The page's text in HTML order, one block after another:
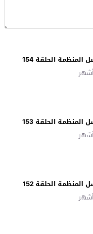
الحلقة 154
الحلقة 153
الحلقة 152